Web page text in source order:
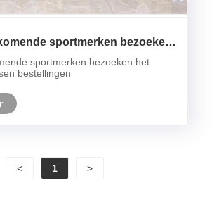
sportmerken bezoeken
plaatsen bestellingen
sportmerken bezoeken het
bestellingen
< 1 >